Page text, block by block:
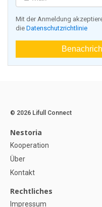
Mit der Anmeldung
die Datenschutzrichtlinie
© 2026 Lifull Connect
Nestoria
Kooperation
Über
Kontakt
Rechtliches
Impressum